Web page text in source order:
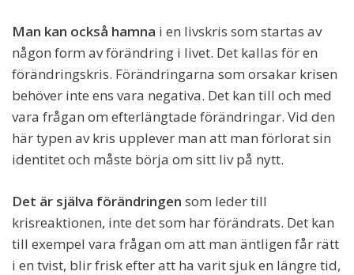
Man kan också hamna i en livskris som startas av
någon form av förändring i livet. Det kallas för en
förändringskris. Förändringarna som orsakar krisen
behöver inte ens vara negativa. Det kan till och med
vara frågan om efterlängtade förändringar. Vid den
här typen av kris upplever man att man förlorat sin
identitet och måste börja om sitt liv på nytt.
Det är själva förändringen som leder till
krisreaktionen, inte det som har förändrats. Det kan
till exempel vara frågan om att man äntligen får rätt
i en tvist, blir frisk efter att ha varit sjuk en längre tid,